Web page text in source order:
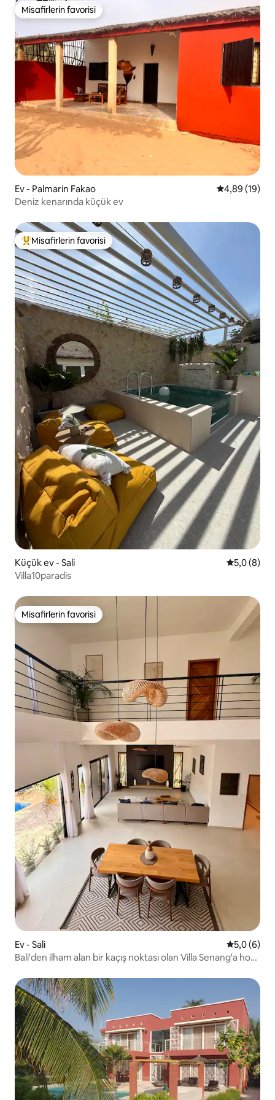
Misafirlerin favorisi
Misafirlerin favorisi
Ev - Palmarin Fakao 5 üzerinden
4,89 (19)
Deniz kenarında küçük ev
Misafirlerin favorilerinden en beğenilenler arasında
Misafirlerin favorisi
Küçük ev - Sali 55,0 (8)
Villa10paradis
Misafirlerin favorisi
Misafirlerin favorisi
Ev - Sali 55,0 (6)
Bali'den ilham alan bir kaçış noktası olan Villa Senang'a hoş